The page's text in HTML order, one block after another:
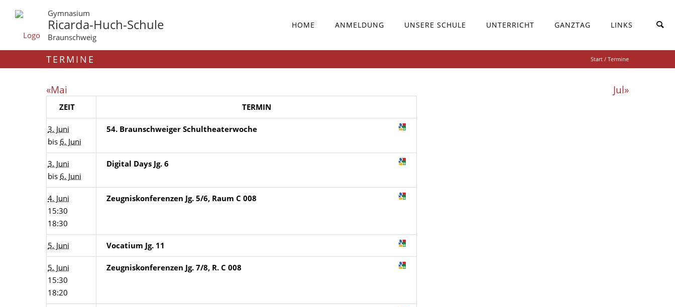
Gymnasium
Ricarda-Huch-Schule
Braunschweig
HOME ANMELDUNG UNSERE SCHULE UNTERRICHT GANZTAG LINKS
TERMINE Start / Termine
«Mai Jul»
ZEIT TERMIN
3. Juni
bis 6. Juni
54. Braunschweiger Schultheaterwoche
3. Juni
bis 6. Juni
Digital Days Jg. 6
4. Juni
15:30
18:30
Zeugniskonferenzen Jg. 5/6, Raum C 008
5. Juni Vocatium Jg. 11
5. Juni
15:30
18:20
Zeugniskonferenzen Jg. 7/8, R. C 008